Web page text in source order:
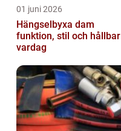
01 juni 2026
Hängselbyxa dam
funktion, stil och hållbar
vardag